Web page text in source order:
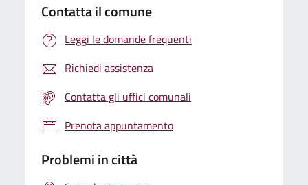
Contatta il comune
Leggi le domande frequenti
Richiedi assistenza
Contatta gli uffici comunali
Prenota appuntamento
Problemi in città